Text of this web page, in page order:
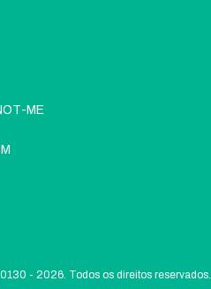
ME
- 2026. Todos os direitos reservados.